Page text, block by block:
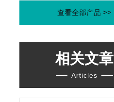
查看全部产品 >>
相关文章
Articles